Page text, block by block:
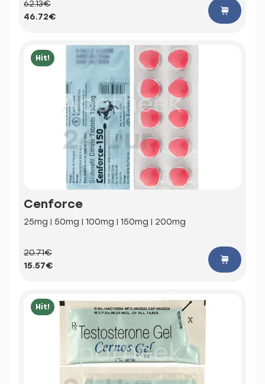
62.13€
46.72€
Hit!
Cenforce
25mg | 50mg | 100mg | 150mg | 200mg
20.71€
15.57€
Hit!